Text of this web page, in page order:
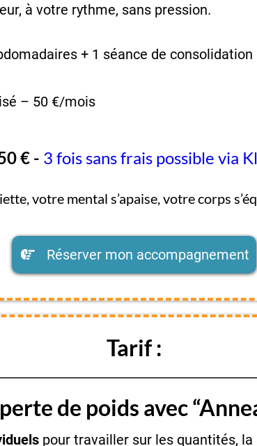
à votre rythme, sans pression.
+ 1 séance de
– 50 €/mois
€ - 3 fois sans frais possible via
votre mental s’apaise, votre corps
Réserver mon accompagnement
Tarif :
de poids avec
pour travailler sur les quantités,